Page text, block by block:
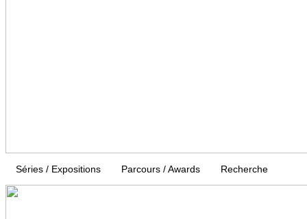
Séries / Expositions Parcours / Awards Recherche